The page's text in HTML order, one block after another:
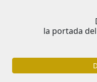
la portada